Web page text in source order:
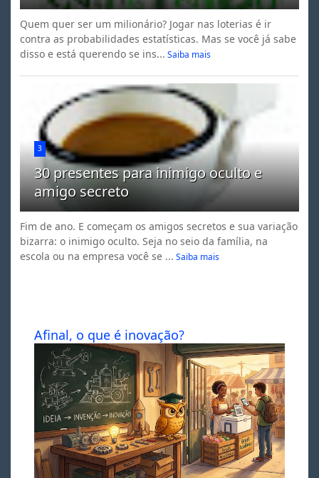
Quem quer ser um milionário? Jogar nas loterias é ir
contra as probabilidades estatísticas. Mas se você já sabe
disso e está querendo se ins... Saiba mais
3
30 presentes para inimigo oculto e
amigo secreto
Fim de ano. E começam os amigos secretos e sua variação
bizarra: o inimigo oculto. Seja no seio da família, na
escola ou na empresa você se ... Saiba mais
Afinal, o que é inovação?